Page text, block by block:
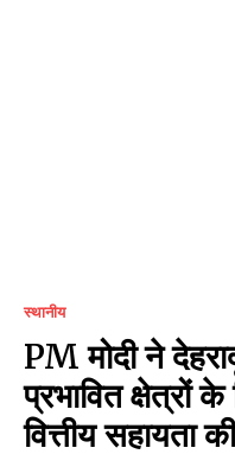
स्थानीय
PM मोदी ने
प्रभावित क्षेत्रों
वित्तीय सहायता